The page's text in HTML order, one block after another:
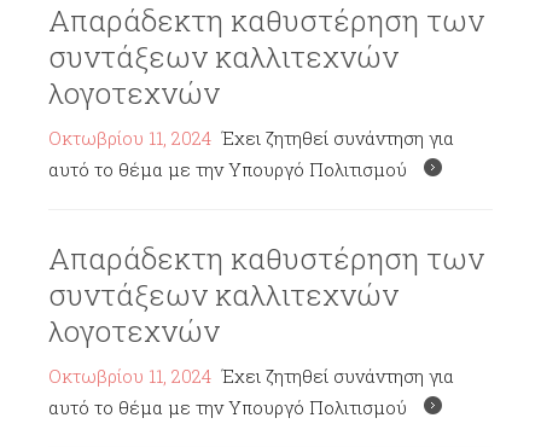
Απαράδεκτη καθυστέρηση των
συντάξεων καλλιτεχνών
λογοτεχνών
Οκτωβρίου 11, 2024 Έχει ζητηθεί συνάντηση για
αυτό το θέμα με την Υπουργό Πολιτισμού
Απαράδεκτη καθυστέρηση των
συντάξεων καλλιτεχνών
λογοτεχνών
Οκτωβρίου 11, 2024 Έχει ζητηθεί συνάντηση για
αυτό το θέμα με την Υπουργό Πολιτισμού